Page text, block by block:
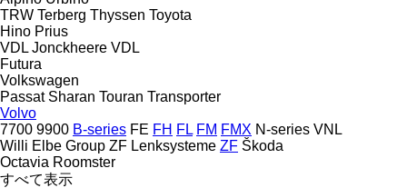
TRW Terberg Thyssen Toyota
Hino Prius
VDL Jonckheere VDL
Futura
Volkswagen
Passat Sharan Touran Transporter
Volvo
7700 9900 B-series FE FH FL FM FMX N-series VNL
Willi Elbe Group ZF Lenksysteme ZF Škoda
Octavia Roomster
すべて表示